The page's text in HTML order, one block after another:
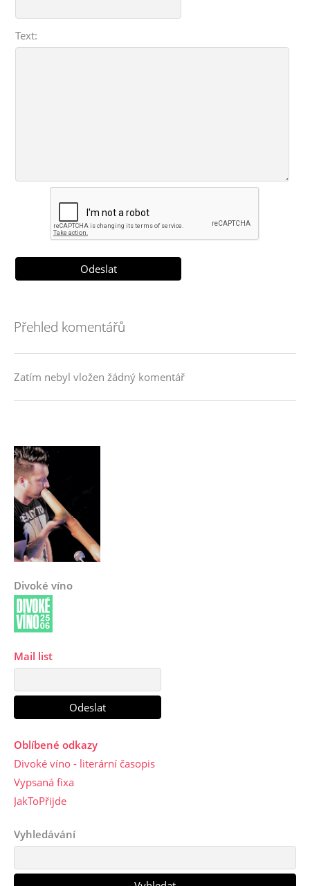
Text:
Přehled komentářů
Zatím nebyl vložen žádný komentář
Divoké víno
Mail list
Oblíbené odkazy
Divoké víno - literární časopis
Vypsaná fixa
JakToPřijde
Vyhledávání